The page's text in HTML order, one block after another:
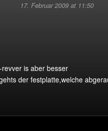
17. Februar 2009 at 11:50
is aber besser
der festplatte,welche